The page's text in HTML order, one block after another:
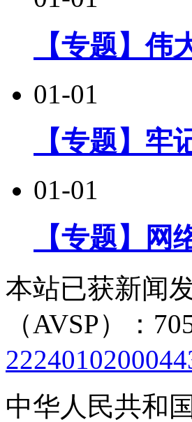
【专题】伟
01-01
【专题】
01-01
【专题】网
本站已获新闻
（AVSP）：
中华人民共和